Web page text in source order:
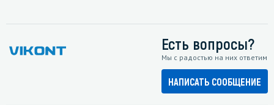
Есть вопросы?
Мы с радостью на них ответим
НАПИСАТЬ СООБЩЕНИЕ